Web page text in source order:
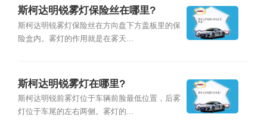
斯柯达明锐雾灯保险丝在哪里?
斯柯达明锐雾灯保险丝在方向盘下方盖板里的保
险盒内。雾灯的作用就是在雾天...
斯柯达明锐雾灯在哪里?
斯柯达明锐前雾灯位于车辆前脸最低位置，后雾
灯位于车尾的左右两侧。雾灯的...